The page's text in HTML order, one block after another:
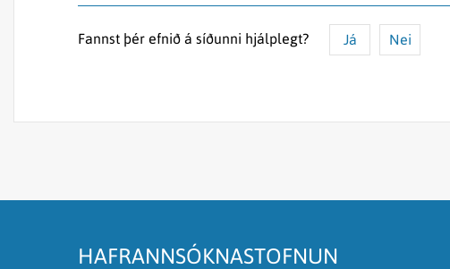
Fannst þér efnið á síðunni hjálplegt? Já Nei
HAFRANNSÓKNASTOFNUN